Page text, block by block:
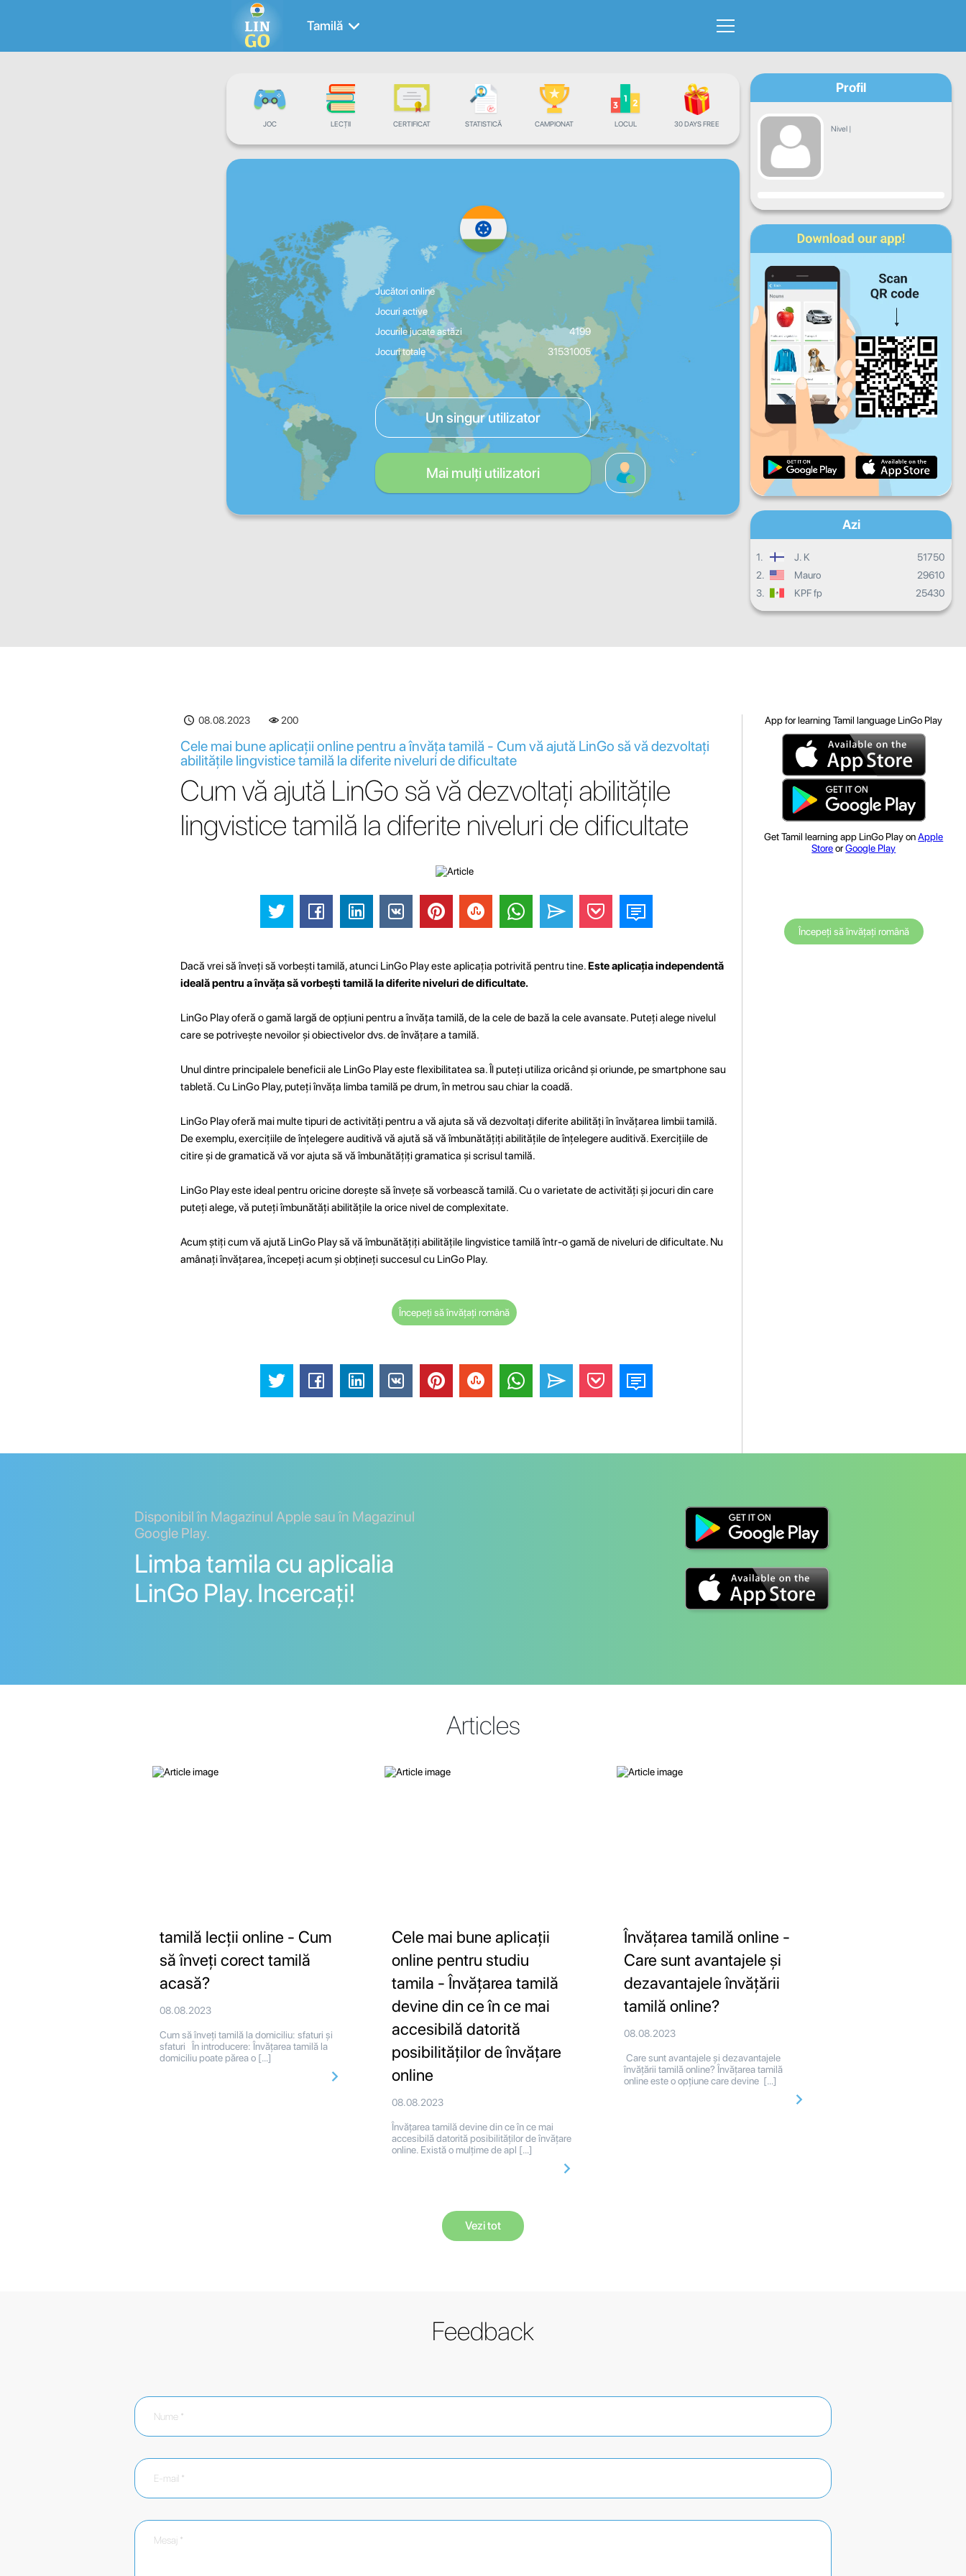
Tamilă
JOC LECȚII CERTIFICAT STATISTICĂ CAMPIONAT LOCUL 30 DAYS FREE
Jucători online
Jocuri active
Jocurile jucate astăzi
4199
Jocuri totale
31531005
Un singur utilizator
Mai mulți utilizatori
Profil
Nivel |
Progres
Mi
S D
Progresul zilnic
Progresul lunar
Progres total
Azi
1. J. K
51750
2.
Mauro
29610
3.
KPF fp 25430
08.08.2023 200
Cele mai bune aplicații online pentru a învăța tamilă - Cum vă ajută LinGo să vă dezvoltați
abilitățile lingvistice tamilă la diferite niveluri de dificultate
Cum vă ajută LinGo să vă dezvoltați abilitățile
lingvistice tamilă la diferite niveluri de dificultate
Dacă vrei să înveți să vorbești tamilă, atunci LinGo Play este aplicația potrivită pentru tine.Este aplicația independentă
ideală pentru a învăța să vorbești tamilă la diferite niveluri de dificultate.
LinGo Play oferă o gamă largă de opțiuni pentru a învăța tamilă, de la cele de bază la cele avansate. Puteți alege nivelul
care se potrivește nevoilor și obiectivelor dvs. de învățare a tamilă.
Unul dintre principalele beneficii ale LinGo Play este flexibilitatea sa. Îl puteți utiliza oricând și oriunde, pe smartphone sau
tabletă. Cu LinGo Play, puteți învăța limba tamilă pe drum, în metrou sau chiar la coadă.
LinGo Play oferă mai multe tipuri de activități pentru a vă ajuta să vă dezvoltați diferite abilități în învățarea limbii tamilă.
De exemplu, exercițiile de înțelegere auditivă vă ajută să vă îmbunătățiți abilitățile de înțelegere auditivă. Exercițiile de
citire și de gramatică vă vor ajuta să vă îmbunătățiți gramatica și scrisul tamilă.
LinGo Play este ideal pentru oricine dorește să învețe să vorbească tamilă. Cu o varietate de activități și jocuri din care
puteți alege, vă puteți îmbunătăți abilitățile la orice nivel de complexitate.
Acum știți cum vă ajută LinGo Play să vă îmbunătățiți abilitățile lingvistice tamilă într-o gamă de niveluri de dificultate. Nu
amânați învățarea, începeți acum și obțineți succesul cu LinGo Play.
Începeți să învățați română
App for learning Tamil language LinGo Play
Get Tamil learning app LinGo Play onApple
StoreorGoogle Play
Începeți să învățați română
Disponibil în Magazinul Apple sau în Magazinul
Google Play.
Limba tamila cu aplicalia
LinGo Play. Incercați!
Articles
tamilă lecții online - Cum
să înveți corect tamilă
acasă?
08.08.2023
Cum să înveți tamilă la domiciliu: sfaturi și
sfaturi În introducere: Învățarea tamilă la
domiciliu poate părea o […]
Cele mai bune aplicații
online pentru studiu
tamila - Învățarea tamilă
devine din ce în ce mai
accesibilă datorită
posibilităților de învățare
online
08.08.2023
Învățarea tamilă devine din ce în ce mai
accesibilă datorită posibilităților de învățare
online. Există o mulțime de apl […]
Învățarea tamilă online -
Care sunt avantajele și
dezavantajele învățării
tamilă online?
08.08.2023
Care sunt avantajele și dezavantajele
învățării tamilă online? Învățarea tamilă
online este o opțiune care devine […]
Vezi tot
Feedback